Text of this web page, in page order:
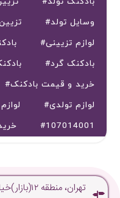
#وسایل تولد
#لوازم تزیینی
#بادکنک گرد
#خرید و قیمت بادکنک
#لوازم تولدی
#107014001
تهران،